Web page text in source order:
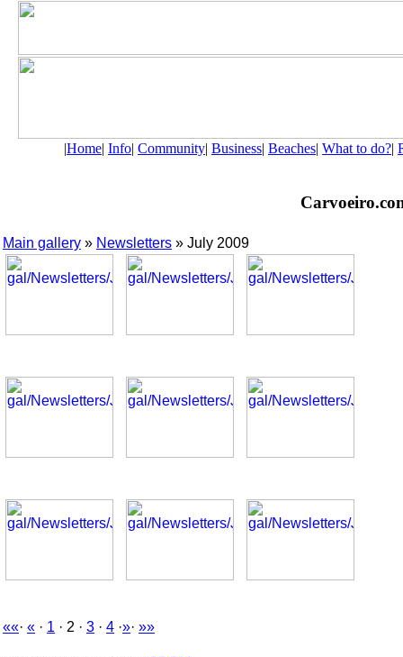
|Home| Info| Community| Business| Beaches| What to do?|
Main gallery » Newsletters » July 2009
««· « · 1 · 2 · 3 · 4 ·»· »»